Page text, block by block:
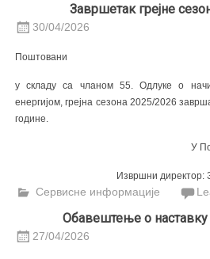
Завршетак грејне
30/04/2026
Поштовани
у складу са чланом 55. Одлуке о
енергијом, грејнa сезонa 2025/2026
године.
У
Извршни директор:
Сервисне информације
Обавештење о наставку
27/04/2026